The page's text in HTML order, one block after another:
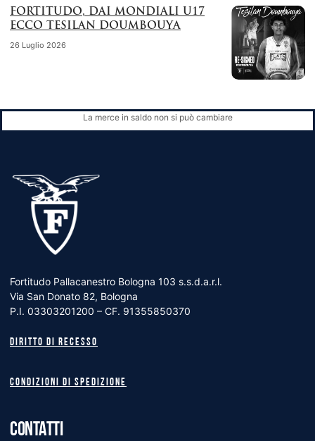
FORTITUDO, DAI MONDIALI U17
ECCO TESILAN DOUMBOUYA
26 Luglio 2026
La merce in saldo non si può cambiare
Fortitudo Pallacanestro Bologna 103 s.s.d.a.r.l.
Via San Donato 82, Bologna
P.I. 03303201200 – CF. 91355850370
Diritto di recesso
Condizioni di spedizione
CONTATTI